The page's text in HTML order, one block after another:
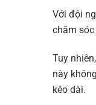
Với đội
chăm
Tuy
này
kéo dài.